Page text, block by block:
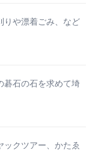
りや漂着ごみ、など
碁石の石を求めて埼
ックツアー、かたゑ